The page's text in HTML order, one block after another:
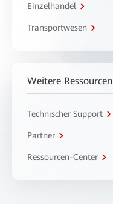
Einzelhandel
Transportwesen
Weitere Ressourcen
Technischer Support
Partner
Ressourcen-Center